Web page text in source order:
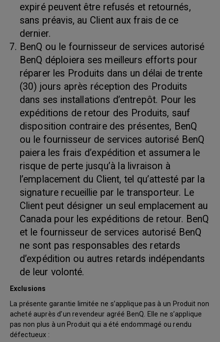
expiré peuvent être refusés et retournés,
sans préavis, au Client aux frais de ce
dernier.
BenQ ou le fournisseur de services autorisé
BenQ déploiera ses meilleurs efforts pour
réparer les Produits dans un délai de trente
(30) jours après réception des Produits
dans ses installations d’entrepôt. Pour les
expéditions de retour des Produits, sauf
disposition contraire des présentes, BenQ
ou le fournisseur de services autorisé BenQ
paiera les frais d’expédition et assumera le
risque de perte jusqu’à la livraison à
l’emplacement du Client, tel qu’attesté par la
signature recueillie par le transporteur. Le
Client peut désigner un seul emplacement au
Canada pour les expéditions de retour. BenQ
et le fournisseur de services autorisé BenQ
ne sont pas responsables des retards
d’expédition ou autres retards indépendants
de leur volonté.
Exclusions
La présente garantie limitée ne s’applique pas à un Produit non
acheté auprès d’un revendeur agréé BenQ. Elle ne s’applique
pas non plus à un Produit qui a été endommagé ou rendu
défectueux :